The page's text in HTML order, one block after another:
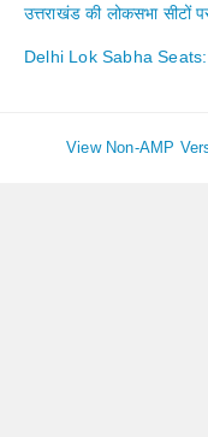
उत्तराखंड की लोकसभा सीटों
Delhi Lok Sabha Seats:
View Non-AMP